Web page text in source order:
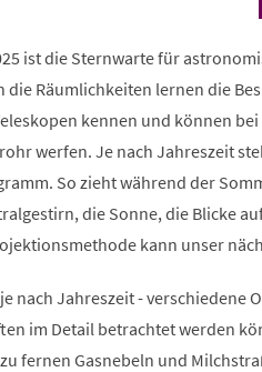
ist die Sternwarte für
die Räumlichkeiten lernen die
kennen und können
werfen. Je nach Jahreszeit
So zieht während der
die Sonne, die Blicke
kann unser
nach Jahreszeit - verschiedene
im Detail betrachtet werden
fernen Gasnebeln und